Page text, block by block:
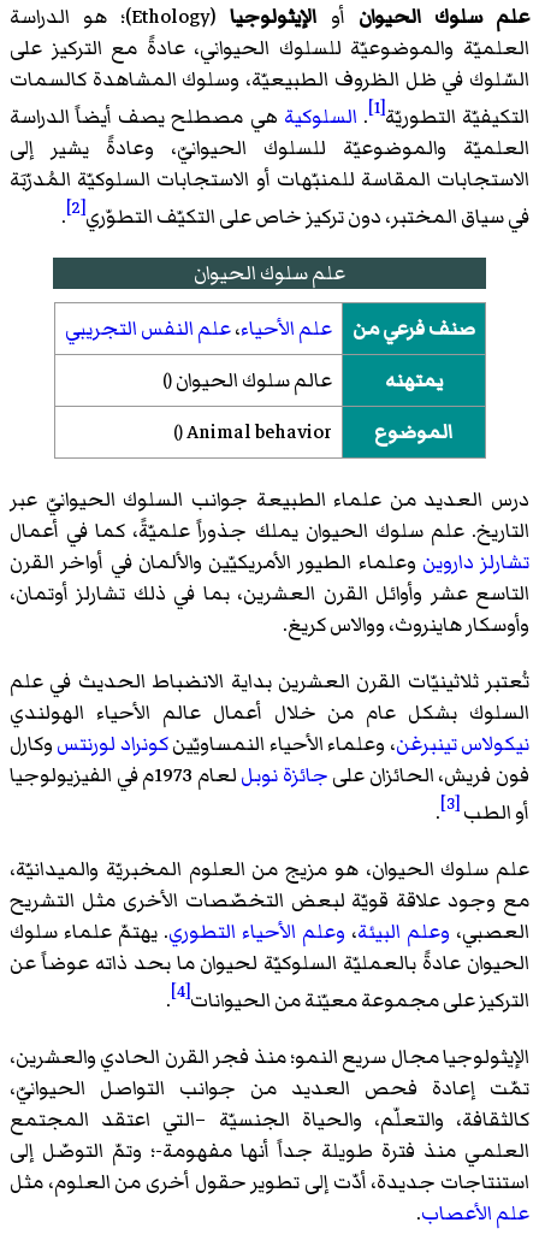
علم سلوك الحيوان أو الإيثولوجيا(
Ethology)‏؛ هو الدراسة
العلميّة والموضوعيّة للسلوك الحيواني، عادةً مع التركيز على
السّلوك في ظل الظروف الطبيعيّة، وسلوك المشاهدة كالسمات
التكيفيّة التطوريّة[1]
. السلوكية هي مصطلح يصف أيضاً الدراسة
العلميّة والموضوعيّة للسلوك الحيوانيّ، وعادةً يشير إلى
الاستجابات المقاسة للمنبّهات أو الاستجابات السلوكيّة المُدرّبَة
في سياق المختبر، دون تركيز خاص على التكيّف التطوّري[2]
.
علم سلوك الحيوان
صنف فرعي من
علم الأحياء،علم النفس التجريبي
يمتهنه
عالم سلوك الحيوان()
الموضوع Animal behavior
()
درس العديد من علماء الطبيعة جوانب السلوك الحيوانيّ عبر
التاريخ. علم سلوك الحيوان يملك جذوراً علميّةً، كما في أعمال
تشارلز داروين وعلماء الطيور الأمريكيّين والألمان في أواخر القرن
التاسع عشر وأوائل القرن العشرين، بما في ذلك تشارلز أوتمان،
وأوسكار هاينروث، ووالاس كريغ.
تُعتبر ثلاثينيّات القرن العشرين بداية الانضباط الحديث في علم
السلوك بشكل عام من خلال أعمال عالم الأحياء الهولندي
نيكولاس تينبرغن، وعلماء الأحياء النمساويّينكونراد لورنتسوكارل
فون فريش، الحائزان علىجائزة نوبل
لعام 1973م في الفيزيولوجيا
أو الطب[3]
.
علم سلوك الحيوان، هو مزيج من العلوم المخبريّة والميدانيّة،
مع وجود علاقة قويّة لبعض التخصّصات الأخرى مثل التشريح
العصبي، وعلم البيئة، وعلم الأحياء التطوري. يهتمّ علماء سلوك
الحيوان عادةً بالعمليّة السلوكيّة لحيوان ما بحد ذاته عوضاً عن
التركيز على مجموعة معيّنة من الحيوانات[4]
.
الإيثولوجيا مجال سريع النمو؛ منذ فجر القرن الحادي والعشرين،
تمّت إعادة فحص العديد من جوانب التواصل الحيوانيّ،
كالثقافة، والتعلّم، والحياة الجنسيّة –التي اعتقد المجتمع
العلمي منذ فترة طويلة جداً أنها مفهومة-؛ وتمّ التوصّل إلى
استنتاجات جديدة، أدّت إلى تطوير حقول أخرى من العلوم، مثل
علم الأعصاب.